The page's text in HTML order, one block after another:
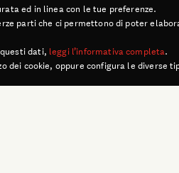
ed in linea con le tue preferenze.
parti che ci permettono di poter
dati, leggi l’informativa completa.
dei cookie, oppure configura le diverse